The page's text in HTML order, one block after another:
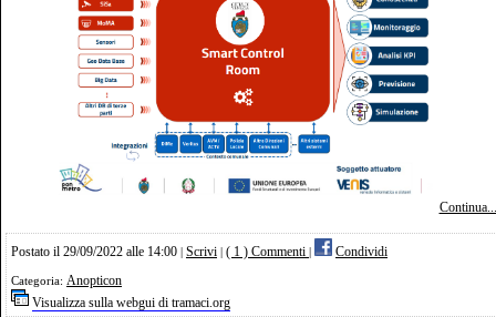
Continua...
Postato il 29/09/2022 alle 14:00 Scrivi ( 1 ) Commenti Condividi
Categoria: Anopticon
Visualizza sulla webgui di tramaci.org